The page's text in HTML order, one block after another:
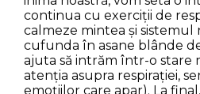
continua cu exerciții de
calmeze mintea și sistemul
cufunda în asane blânde
ajuta să intrăm într-o stare
atenția asupra respirației,
emoțiilor care apar). La